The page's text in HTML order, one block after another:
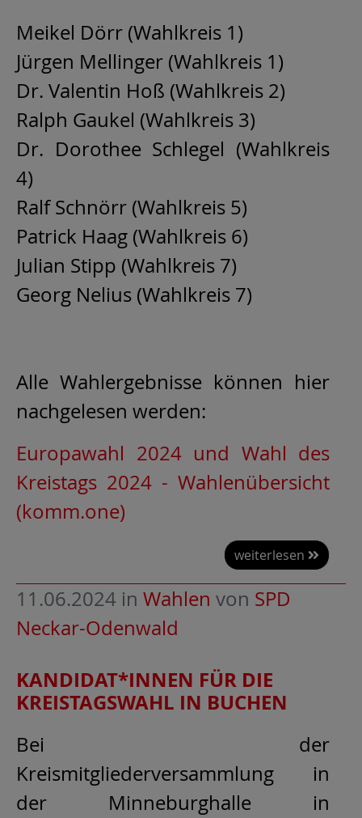
Meikel Dörr (Wahlkreis 1)
Jürgen Mellinger (Wahlkreis 1)
Dr. Valentin Hoß (Wahlkreis 2)
Ralph Gaukel (Wahlkreis 3)
Dr. Dorothee Schlegel (Wahlkreis
4)
Ralf Schnörr (Wahlkreis 5)
Patrick Haag (Wahlkreis 6)
Julian Stipp (Wahlkreis 7)
Georg Nelius (Wahlkreis 7)
Alle Wahlergebnisse können hier
nachgelesen werden:
Europawahl 2024 und Wahl des
Kreistags 2024 - Wahlenübersicht
(komm.one)
weiterlesen
11.06.2024 in Wahlen von SPD
Neckar-Odenwald
KANDIDAT*INNEN FÜR DIE
KREISTAGSWAHL IN BUCHEN
Bei der
Kreismitgliederversammlung in
der Minneburghalle in